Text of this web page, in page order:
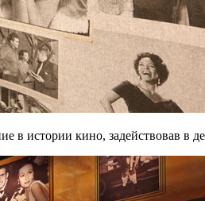
в истории кино, задействовав в